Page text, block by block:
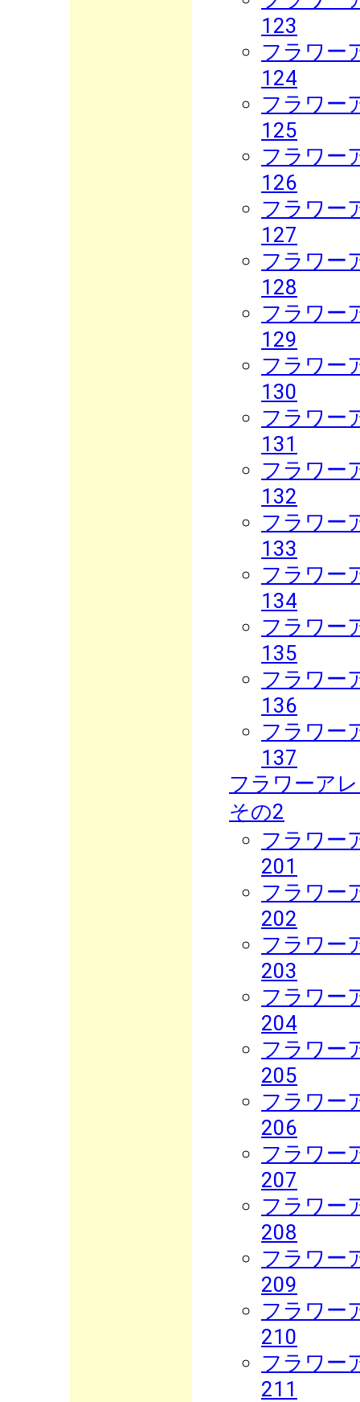
123
フラワー
124
フラワー
125
フラワー
126
フラワー
127
フラワー
128
フラワー
129
フラワー
130
フラワー
131
フラワー
132
フラワー
133
フラワー
134
フラワー
135
フラワー
136
フラワー
137
フラワーア
その2
フラワー
201
フラワー
202
フラワー
203
フラワー
204
フラワー
205
フラワー
206
フラワー
207
フラワー
208
フラワー
209
フラワー
210
フラワー
211